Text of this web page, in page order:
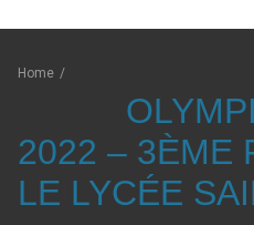
Home /
2022 – 3ÈME
LE LYCÉE